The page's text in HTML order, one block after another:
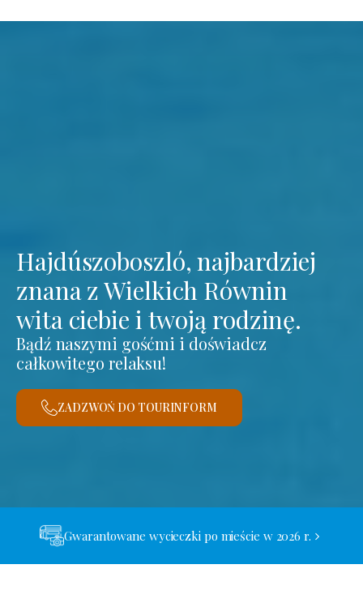
Hajdúszoboszló, najbardziej
znana z Wielkich Równin
wita ciebie i twoją rodzinę.
Bądź naszymi gośćmi i doświadcz
całkowitego relaksu!
ZADZWOŃ DO TOURINFORM
Gwarantowane wycieczki po mieście w 2026 r.